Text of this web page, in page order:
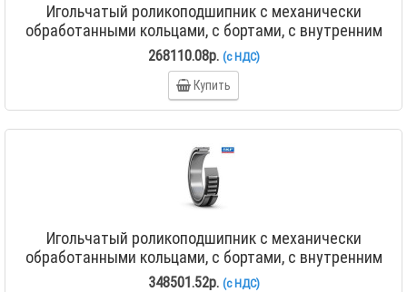
Игольчатый роликоподшипник с механически
обработанными кольцами, с бортами, с внутренним
кольцом NA 4856
268110.08р. (с НДС)
Купить
Игольчатый роликоподшипник с механически
обработанными кольцами, с бортами, с внутренним
кольцом NA 4860
348501.52р. (с НДС)